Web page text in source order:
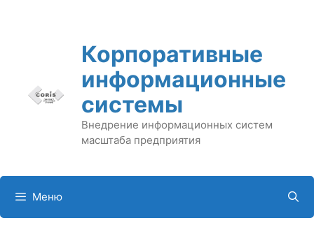
Корпоративные
информационные
системы
Внедрение информационных систем
масштаба предприятия
Меню